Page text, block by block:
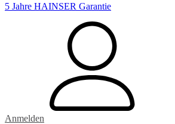
5 Jahre HAINSER Garantie
Anmelden